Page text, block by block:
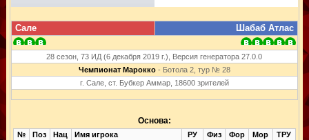
Сале Шабаб Атлас
28 сезон, 73 ИД (6 декабря 2019 г.), Версия генератора 27.0.0
Чемпионат Марокко- Ботола 2, тур № 28
г. Сале, ст. Бубкер Аммар, 18600 зрителей
Основа:
№ Поз Нац Имя игрока РУ Физ Фор Мор
ТРУ